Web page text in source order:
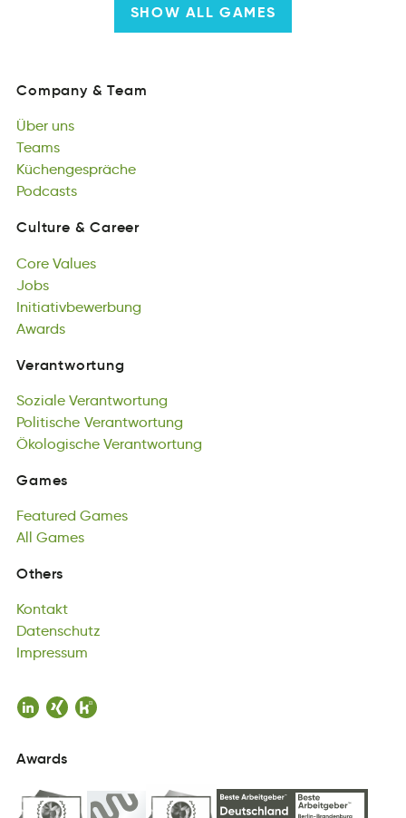
SHOW ALL GAMES
Company & Team
Über
Über uns
Tasem
Teams
Küchengespräche
ceähüeepcnrKhgs
Küchengespräche
Podcasts
sdPsocat
Podcasts
Culture
Culture
&
& Career
Core
Core
Values
Values
bsJo
Jobs
Initiativbewerbung
wrieievbtgnInauibt
Initiativbewerbung
Awards
wardAs
Awards
Verantwortung
Verantwortung
Soziale
Soziale
Verantwortung
Vrngawtneuotr
Verantwortung
chiseilotP
Politische
Verantwortung
gawuVntrotern
Verantwortung
Ökologische
goÖkchseloi
Ökologische
Verantwortung
Vrnroetauwgnt
Verantwortung
Games
Games
Featured
Featured Games
All
All
eGsma
Games
Others
Kontakt
Kontakt
ecDnsuhttza
Datenschutz
Impressum
rusmsepIm
Impressum
Awards